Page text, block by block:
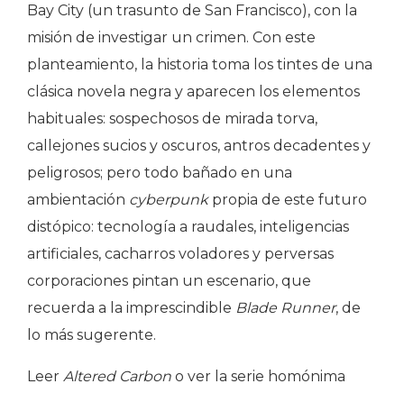
Bay City (un trasunto de San Francisco), con la
misión de investigar un crimen. Con este
planteamiento, la historia toma los tintes de una
clásica novela negra y aparecen los elementos
habituales: sospechosos de mirada torva,
callejones sucios y oscuros, antros decadentes y
peligrosos; pero todo bañado en una
ambientación cyberpunkpropia de este futuro
distópico: tecnología a raudales, inteligencias
artificiales, cacharros voladores y perversas
corporaciones pintan un escenario, que
recuerda a la imprescindible Blade Runner, de
lo más sugerente.
Leer Altered Carbon o ver la serie homónima